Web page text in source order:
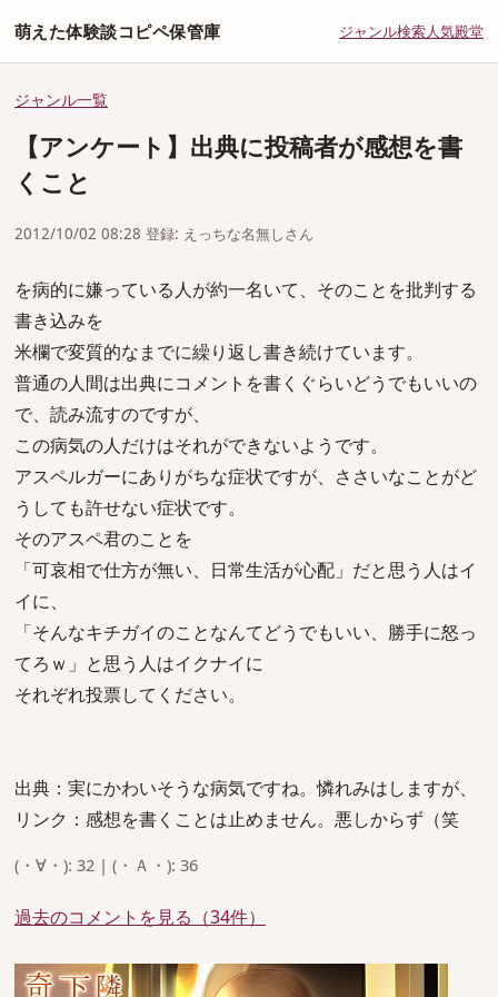
萌えた体験談コピペ保管庫 ジャンル検索人気殿堂
ジャンル一覧
【アンケート】出典に投稿者が感想を書
くこと
2012/10/02 08:28 登録: えっちな名無しさん
を病的に嫌っている人が約一名いて、そのことを批判する
書き込みを
米欄で変質的なまでに繰り返し書き続けています。
普通の人間は出典にコメントを書くぐらいどうでもいいの
で、読み流すのですが、
この病気の人だけはそれができないようです。
アスペルガーにありがちな症状ですが、ささいなことがど
うしても許せない症状です。
そのアスペ君のことを
「可哀相で仕方が無い、日常生活が心配」だと思う人はイ
イに、
「そんなキチガイのことなんてどうでもいい、勝手に怒っ
てろｗ」と思う人はイクナイに
それぞれ投票してください。
出典：実にかわいそうな病気ですね。憐れみはしますが、
リンク：感想を書くことは止めません。悪しからず（笑
(・∀・): 32 | (・Ａ・): 36
過去のコメントを見る（34件）